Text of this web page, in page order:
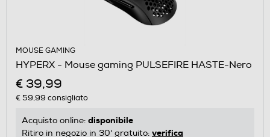
MOUSE GAMING
HYPERX - Mouse gaming PULSEFIRE HASTE-Nero
€ 39,99
€ 59,99 consigliato
Acquisto online: disponibile
Ritiro in negozio in 30' gratuito: verifica